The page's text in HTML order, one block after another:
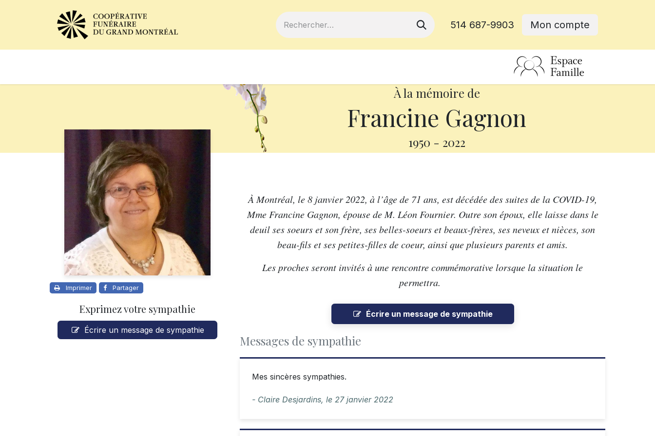
514 687-9903 Mon compte
À la mémoire de
Francine Gagnon
1950 - 2022
Imprimer Partager
Exprimez votre sympathie
Écrire un message de sympathie
À Montréal, le 8 janvier 2022, à l’âge de 71 ans, est décédée des suites de la COVID-19,
Mme Francine Gagnon, épouse de M. Léon Fournier. Outre son époux, elle laisse dans le
deuil ses soeurs et son frère, ses belles-soeurs et beaux-frères, ses neveux et nièces, son
beau-fils et ses petites-filles de coeur, ainsi que plusieurs parents et amis.
Les proches seront invités à une rencontre commémorative lorsque la situation le
permettra.
Écrire un message de sympathie
Messages de sympathie
Mes sincères sympathies.
- Claire Desjardins, le 27 janvier 2022